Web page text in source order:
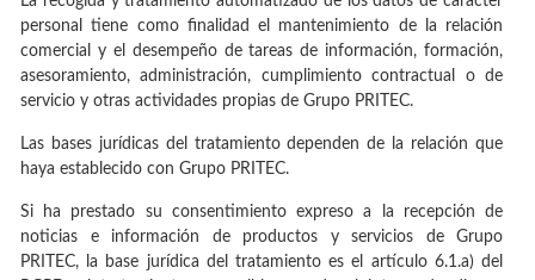
personal tiene como finalidad el mantenimiento de la relación
comercial y el desempeño de tareas de información, formación,
asesoramiento, administración, cumplimiento contractual o de
servicio y otras actividades propias de Grupo PRITEC.
Las bases jurídicas del tratamiento dependen de la relación que
haya establecido con Grupo PRITEC.
Si ha prestado su consentimiento expreso a la recepción de
noticias e información de productos y servicios de Grupo
PRITEC, la base jurídica del tratamiento es el artículo 6.1.a) del